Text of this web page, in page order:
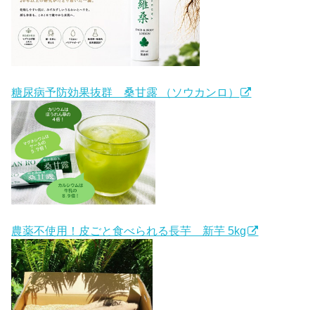
糖尿病予防効果抜群 桑甘露 （ソウカンロ）
農薬不使用！皮ごと食べられる長芋 新芋 5kg